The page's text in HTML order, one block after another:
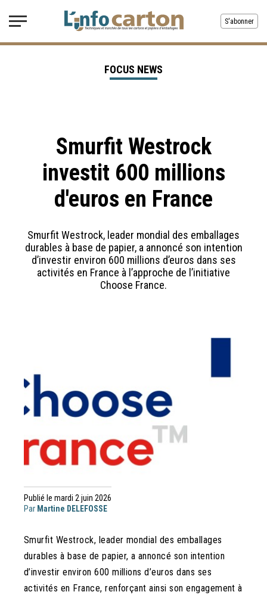
S'abonner
Smurfit Westrock
investit 600 millions
d'euros en France
Smurfit Westrock, leader mondial des emballages
durables à base de papier, a annoncé son intention
d’investir environ 600 millions d’euros dans ses
activités en France à l’approche de l’initiative
Choose France.
FOCUS NEWS
Publié le mardi 2 juin 2026
Par Martine DELEFOSSE
Smurfit Westrock, leader mondial des emballages
durables à base de papier, a annoncé son intention
d’investir environ 600 millions d’euros dans ses
activités en France, renforçant ainsi son engagement à